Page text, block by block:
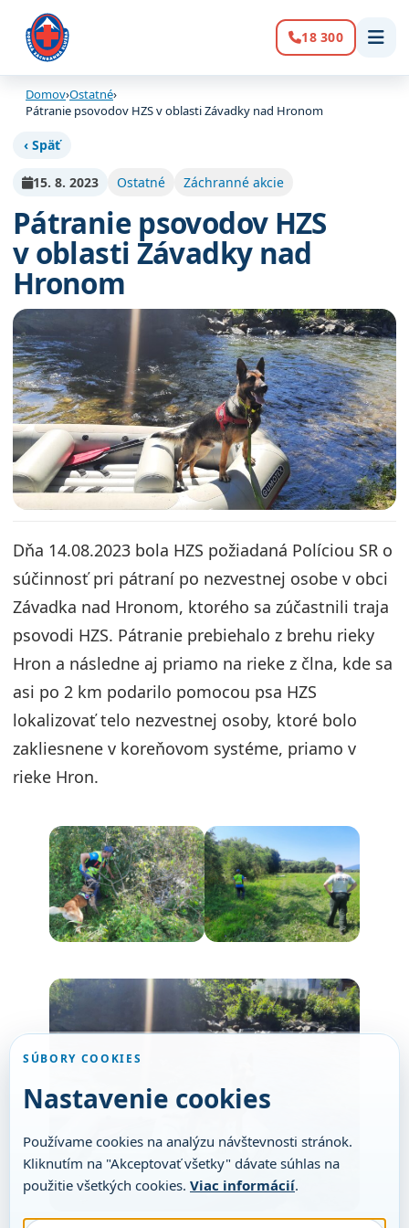
Volanie:
18 300
Domov›Ostatné›
Pátranie psovodov HZS v oblasti Závadky nad Hronom
‹ Späť
15. 8. 2023 Ostatné Záchranné akcie
Pátranie psovodov HZS
v oblasti Závadky nad
Hronom
Dňa 14.08.2023 bola HZS požiadaná Políciou SR o
súčinnosť pri pátraní po nezvestnej osobe v obci
Závadka nad Hronom, ktorého sa zúčastnili traja
psovodi HZS. Pátranie prebiehalo z brehu rieky
Hron a následne aj priamo na rieke z člna, kde sa
asi po 2 km podarilo pomocou psa HZS
lokalizovať telo nezvestnej osoby, ktoré bolo
zakliesnene v koreňovom systéme, priamo v
rieke Hron.
SÚBORY COOKIES
Nastavenie cookies
Používame cookies na analýzu návštevnosti stránok.
Kliknutím na "Akceptovať všetky" dávate súhlas na
použitie všetkých cookies. Viac informácií.